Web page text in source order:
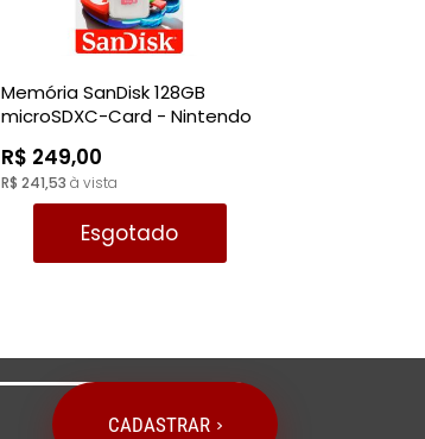
Memória SanDisk 128GB
microSDXC-Card - Nintendo
R$ 249,00
R$ 241,53 à vista
Esgotado
CADASTRAR